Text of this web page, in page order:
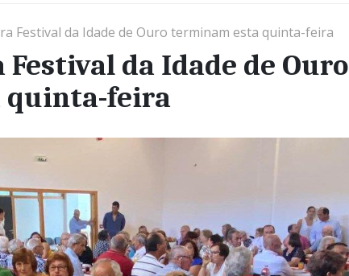
Festival da Idade de Ouro terminam esta quinta-feira
da Idade de Ouro
quinta-feira